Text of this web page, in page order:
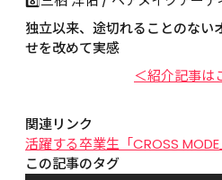
独立以来、途切れることのない
せを改めて実感
＜紹介記事は
関連リンク
活躍する卒業生「CROSS MODE
この記事のタグ